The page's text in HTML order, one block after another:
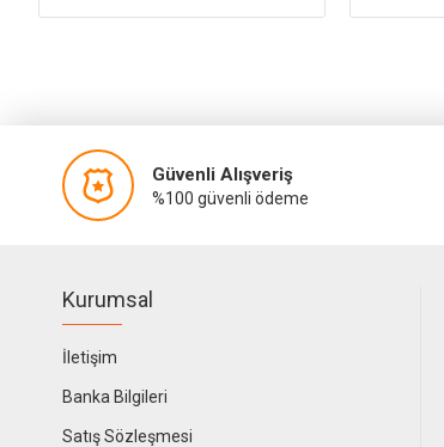
Güvenli Alışveriş
%100 güvenli ödeme
Kurumsal
İletişim
Banka Bilgileri
Satış Sözleşmesi